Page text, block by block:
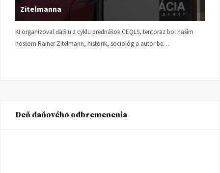
Zitelmanna
KI organizoval ďalšiu z cyklu prednášok CEQLS, tentoraz bol naším
hosťom Rainer Zitelmann, historik, sociológ a autor be…
Deň daňového odbremenenia